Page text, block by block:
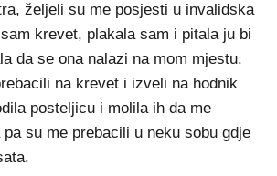
željeli su me posjesti u invalidska
krevet, plakala sam i pitala ju bi
da se ona nalazi na mom mjestu.
na krevet i izveli na hodnik
posteljicu i molila ih da me
su me prebacili u neku sobu gdje